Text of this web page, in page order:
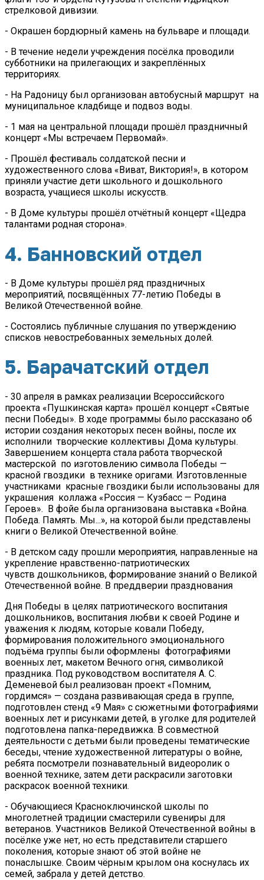
стрелковой дивизии.
- Окрашен бордюрный камень на бульваре и площади.
- В течение недели учреждения посёлка проводили
субботники на прилегающих и закреплённых
территориях.
- На Радоницу был организован автобусный маршрут на
муниципальное кладбище и подвоз воды.
- 1 мая на центральной площади прошёл праздничный
концерт «Мы встречаем Первомай».
- Прошёл фестиваль солдатской песни и
художественного слова «Виват, Виктория!», в котором
приняли участие дети школьного и дошкольного
возраста, учащиеся школы искусств.
- В Доме культуры прошёл отчётный концерт «Щедра
талантами родная сторона».
4. Банновский отдел
- В Доме культуры прошёл ряд праздничных
мероприятий, посвящённых 77-летию Победы в
Великой Отечественной войне.
- Состоялись публичные слушания по утверждению
списков невостребованных земельных долей.
5. Барачатский отдел
- 30 апреля в рамках реализации Всероссийского
проекта «Пушкинская карта» прошёл концерт «Святые
песни Победы». В ходе программы было рассказано об
истории создания некоторых песен войны, после их
исполнили творческие коллективы Дома культуры.
Завершением концерта стала работа творческой
мастерской по изготовлению символа Победы —
красной гвоздики в технике оригами. Изготовленные
участниками красные гвоздики были использованы для
украшения коллажа «Россия — Кузбасс — Родина
Героев». В фойе была организована выставка «Война.
Победа. Память. Мы...», на которой были представлены
книги о Великой Отечественной войне.
- В детском саду прошли мероприятия, направленные на
укрепление нравственно-патриотических
чувств дошкольников, формирование знаний о Великой
Отечественной войне. В преддверии празднования
Дня Победы в целях патриотического воспитания
дошкольников, воспитания любви к своей Родине и
уважения к людям, которые ковали Победу,
формирования положительного эмоционального
подъёма группы были оформлены фотографиями
военных лет, макетом Вечного огня, символикой
праздника. Под руководством воспитателя А. С.
Деменевой был реализован проект «Помним,
гордимся» — создана развивающая среда в группе,
подготовлен стенд «9 Мая» с сюжетными фотографиями
военных лет и рисунками детей, в уголке для родителей
подготовлена папка-передвижка. В совместной
деятельности с детьми были проведены тематические
беседы, чтение художественной литературы о войне,
ребята посмотрели познавательный видеоролик о
военной технике, затем дети раскрасили заготовки
раскрасок военной техники.
- Обучающиеся Красноключинской школы по
многолетней традиции смастерили сувениры для
ветеранов. Участников Великой Отечественной войны в
посёлке уже нет, но есть представители старшего
поколения, которые знают об этой войне не
понаслышке. Своим чёрным крылом она коснулась их
семей, забрала у детей детство.